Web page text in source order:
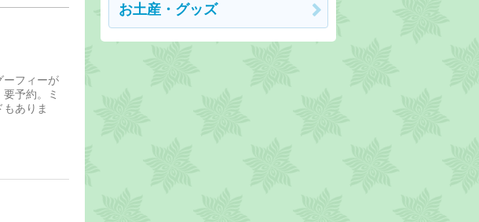
ーフィーが
予約。ミ
ありま
お土産・グッズ